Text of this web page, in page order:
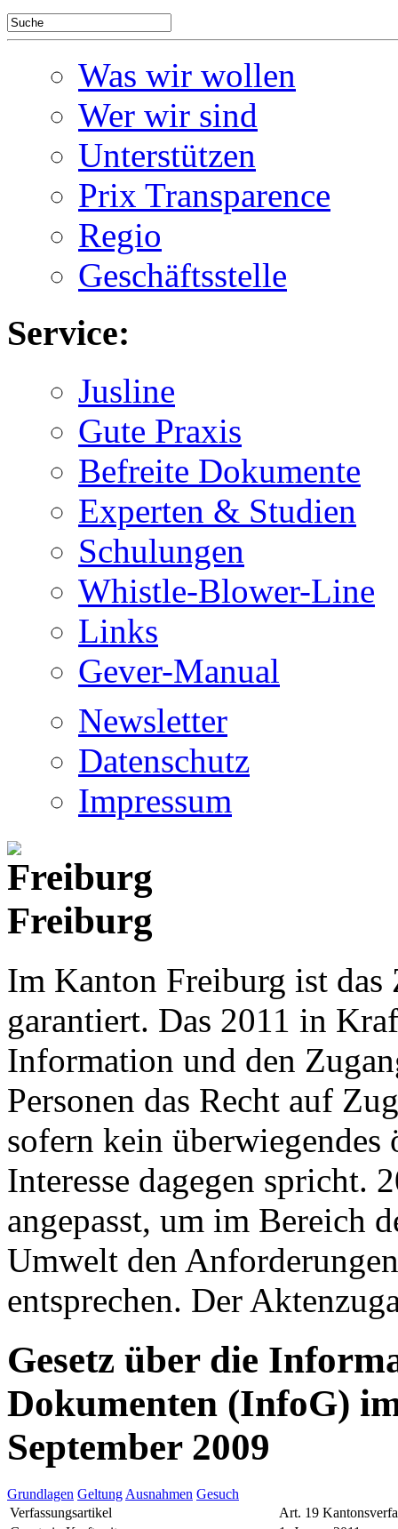
Was wir wollen
Wer wir sind
Unterstützen
Prix Transparence
Regio
Geschäftsstelle
Service:
Jusline
Gute Praxis
Befreite Dokumente
Experten & Studien
Schulungen
Whistle-Blower-Line
Links
Gever-Manual
Newsletter
Datenschutz
Impressum
Freiburg
Im Kanton Freiburg ist das
garantiert. Das 2011 in
Information und den
Personen das Recht auf
sofern kein
Interesse dagegen spricht.
angepasst, um im Bereich
Umwelt den
entsprechen. Der
Gesetz über die
Dokumenten (InfoG)
September 2009
Grundlagen Geltung Ausnahmen Gesuch
Verfassungsartikel
Art. 19